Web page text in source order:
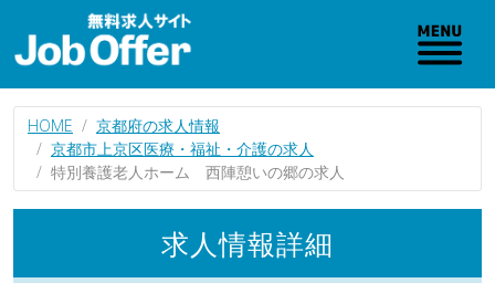
HOME
京都府の求人情報
京都市上京区医療・福祉・介護の求人
特別養護老人ホーム 西陣憩いの郷の求人
求人情報詳細